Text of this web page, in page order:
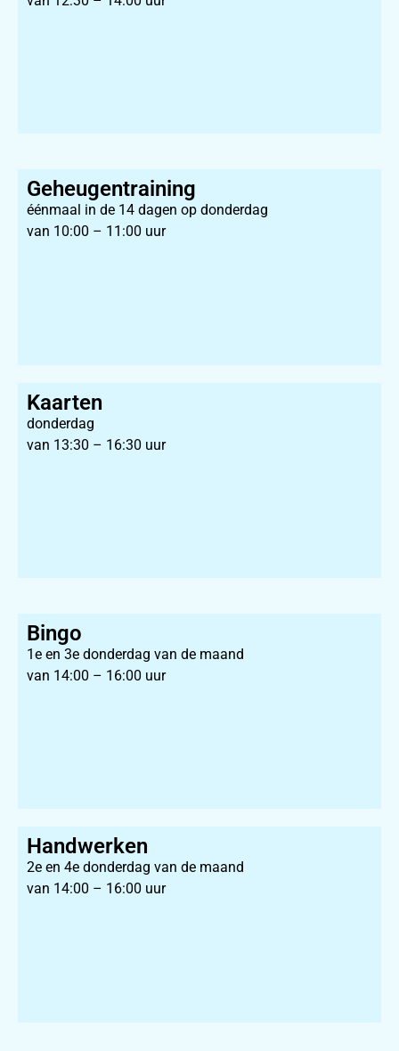
Geheugentraining
éénmaal in de 14 dagen op donderdag
van 10:00 – 11:00 uur
Kaarten
donderdag
van 13:30 – 16:30 uur
Bingo
1e en 3e donderdag van de maand
van 14:00 – 16:00 uur
Handwerken
2e en 4e donderdag van de maand
van 14:00 – 16:00 uur